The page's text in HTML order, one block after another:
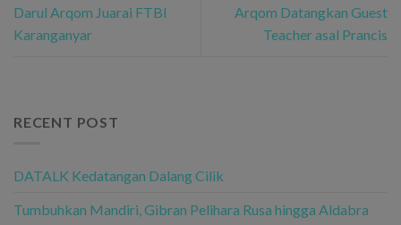
Darul Arqom Juarai FTBI
Karanganyar
Arqom Datangkan Guest
Teacher asal Prancis
RECENT POST
DATALK Kedatangan Dalang Cilik
Tumbuhkan Mandiri, Gibran Pelihara Rusa hingga Aldabra